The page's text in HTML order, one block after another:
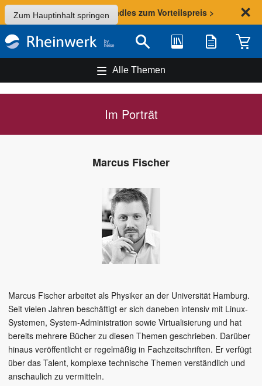
Zum Hauptinhalt springen
Sommer-Aktion: Bundles zum Vorteilspreis >
Suche Bibliothek Merkliste
Alle Themen
Im Porträt
Marcus Fischer
Marcus Fischer arbeitet als Physiker an der Universität Hamburg.
Seit vielen Jahren beschäftigt er sich daneben intensiv mit Linux-
Systemen, System-Administration sowie Virtualisierung und hat
bereits mehrere Bücher zu diesen Themen geschrieben. Darüber
hinaus veröffentlicht er regelmäßig in Fachzeitschriften. Er verfügt
über das Talent, komplexe technische Themen verständlich und
anschaulich zu vermitteln.